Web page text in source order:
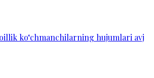
ko‘chmanchilarning hujumlari avj